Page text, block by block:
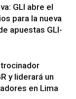
GLI abre el
para la nueva
apuestas GLI-
y liderará un
en Lima